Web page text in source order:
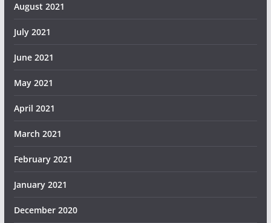
August 2021
July 2021
June 2021
May 2021
April 2021
March 2021
February 2021
January 2021
December 2020